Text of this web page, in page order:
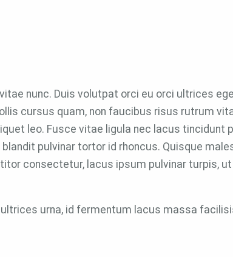
nunc. Duis volutpat orci eu orci ultrices
cursus quam, non faucibus risus rutrum
leo. Fusce vitae ligula nec lacus tincidunt
pulvinar tortor id rhoncus. Quisque
consectetur, lacus ipsum pulvinar turpis,
urna, id fermentum lacus massa